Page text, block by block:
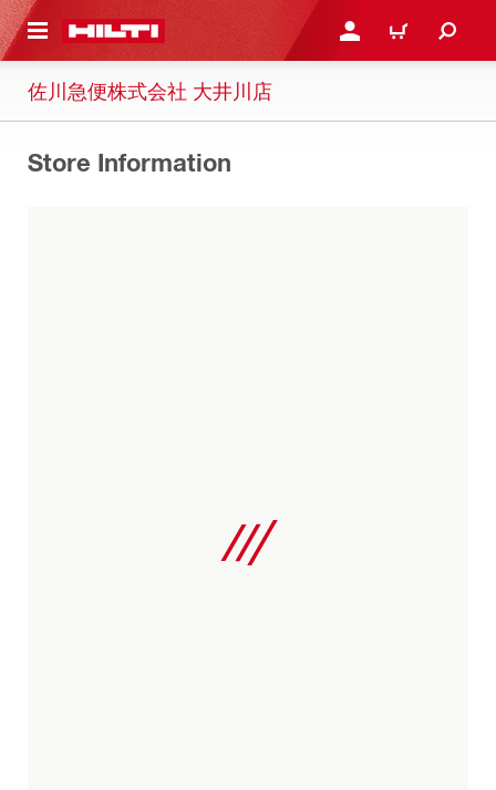
内容を表示 ログイン・新規オンライ
カート
佐川急便株式会社 大井川店
Store Information